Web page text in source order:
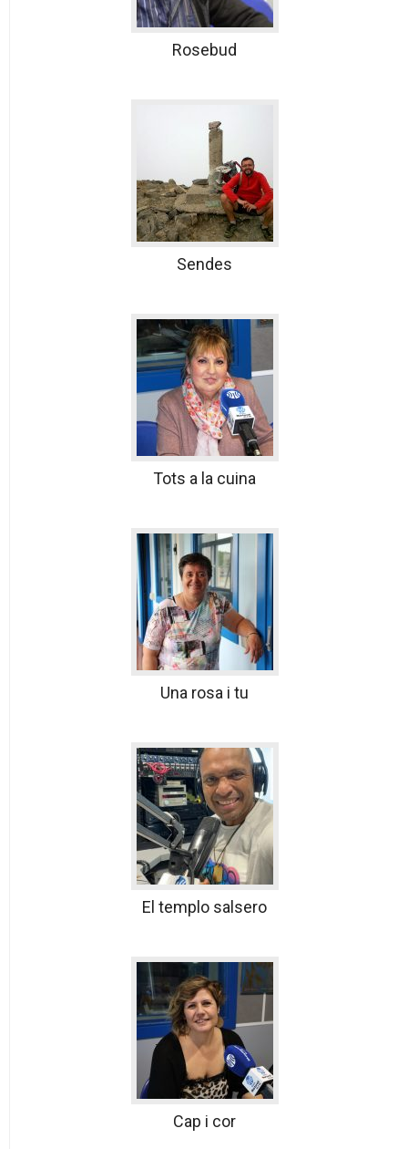
Rosebud
Sendes
Tots a la cuina
Una rosa i tu
El templo salsero
Cap i cor